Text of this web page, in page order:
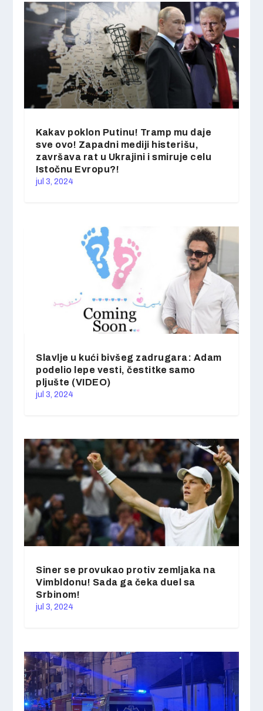
Kakav poklon Putinu! Tramp mu daje
sve ovo! Zapadni mediji histerišu,
završava rat u Ukrajini i smiruje celu
Istočnu Evropu?!
jul 3, 2024
Slavlje u kući bivšeg zadrugara: Adam
podelio lepe vesti, čestitke samo
pljušte (VIDEO)
jul 3, 2024
Siner se provukao protiv zemljaka na
Vimbldonu! Sada ga čeka duel sa
Srbinom!
jul 3, 2024